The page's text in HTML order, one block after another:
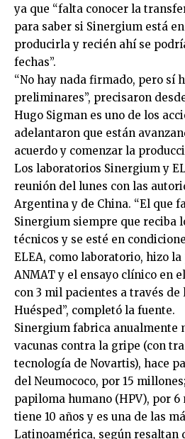
ya que “falta conocer la
para saber si Sinergium está
producirla y recién ahí se
fechas”.
“No hay nada firmado, pero sí
preliminares”, precisaron
Hugo Sigman es uno de los
adelantaron que están
acuerdo y comenzar la
Los laboratorios Sinergium y
reunión del lunes con las
Argentina y de China. “El que
Sinergium siempre que reciba
técnicos y se esté en
ELEA, como laboratorio, hizo
ANMAT y el ensayo clínico en
con 3 mil pacientes a través de
Huésped”, completó la fuente.
Sinergium fabrica anualmente
vacunas contra la gripe (con
tecnología de Novartis), hace
del Neumococo, por 15
papiloma humano (HPV), por
tiene 10 años y es una de las
Latinoamérica, según resaltan